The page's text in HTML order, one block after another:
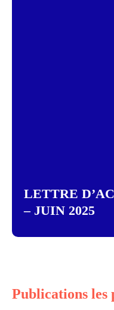
LETTRE
– JUIN 2025
Publications les